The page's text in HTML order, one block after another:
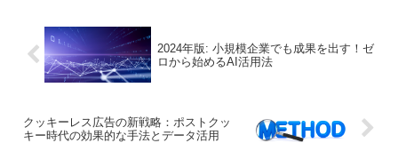
2024年版: 小規模企業でも成果を出す！ゼ
ロから始めるAI活用法
クッキーレス広告の新戦略：ポストクッ
キー時代の効果的な手法とデータ活用